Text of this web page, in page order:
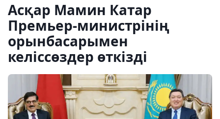
Асқар Мамин Катар
Премьер-министрінің
орынбасарымен
келіссөздер өткізді